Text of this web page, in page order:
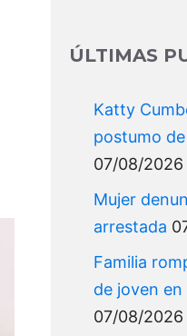
ÚLTIMAS
Katty
postumo
07/08/2026
Mujer
arrestada
Familia
de joven
07/08/2026